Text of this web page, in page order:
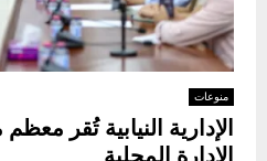
منوعات
الإدارية النيابية تُقر